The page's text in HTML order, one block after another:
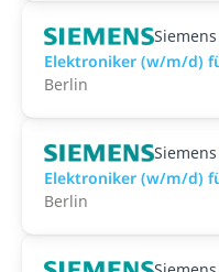
Siemens
Elektroniker (w/m/d)
Berlin
Elektroniker (w/m/d)
Berlin